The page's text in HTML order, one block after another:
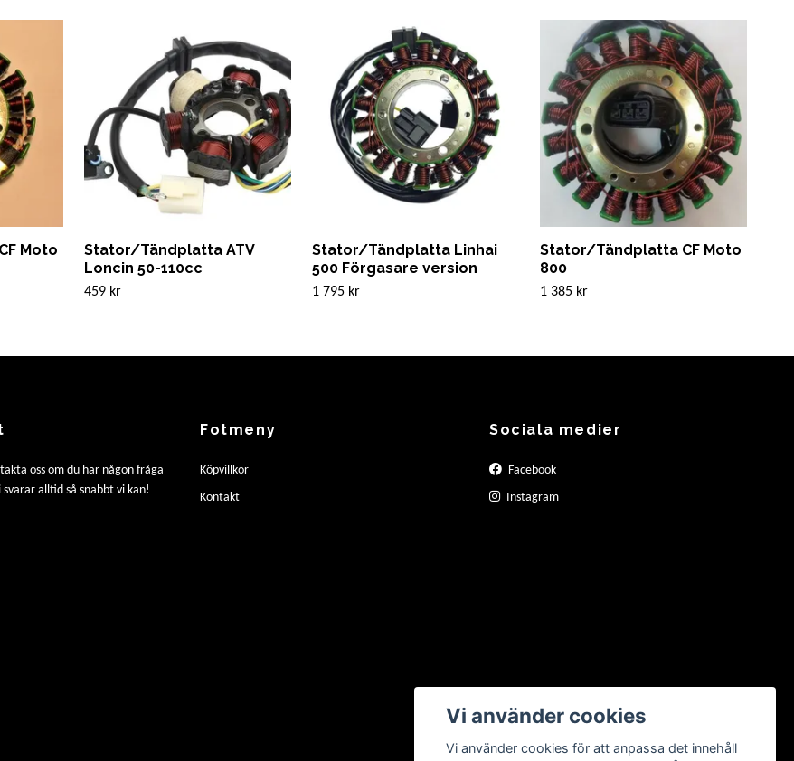
Moto
Stator/Tändplatta ATV
Loncin 50-110cc
459 kr
Stator/Tändplatta Linhai
500 Förgasare version
1 795 kr
Stator/Tändplatta CF Moto
800
1 385 kr
oss om du har någon fråga
alltid så snabbt vi kan!
Fotmeny
Köpvillkor
Kontakt
Sociala medier
Facebook
Instagram
Vi använder cookies
Vi använder cookies för att anpassa det innehåll